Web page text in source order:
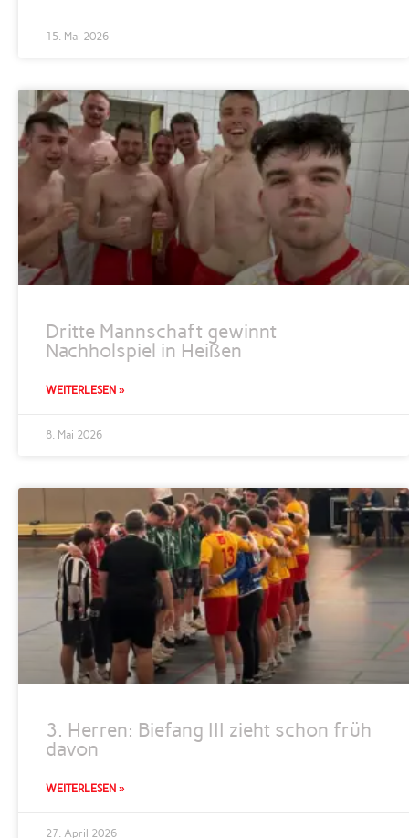
15. Mai 2026
Dritte Mannschaft gewinnt
Nachholspiel in Heißen
WEITERLESEN »
8. Mai 2026
3. Herren: Biefang III zieht schon früh
davon
WEITERLESEN »
27. April 2026